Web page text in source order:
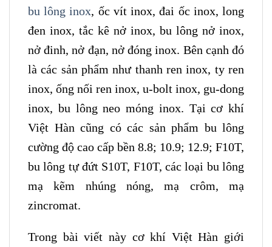
bu lông inox, ốc vít inox, đai ốc inox, long
đen inox, tắc kê nở inox, bu lông nở inox,
nở đinh, nở đạn, nở đóng inox. Bên cạnh đó
là các sản phẩm như thanh ren inox, ty ren
inox, ống nối ren inox, u-bolt inox, gu-dong
inox, bu lông neo móng inox. Tại cơ khí
Việt Hàn cũng có các sản phẩm bu lông
cường độ cao cấp bền 8.8; 10.9; 12.9; F10T,
bu lông tự đứt S10T, F10T, các loại bu lông
mạ kẽm nhúng nóng, mạ crôm, mạ
zincromat.
Trong bài viết này cơ khí Việt Hàn giới